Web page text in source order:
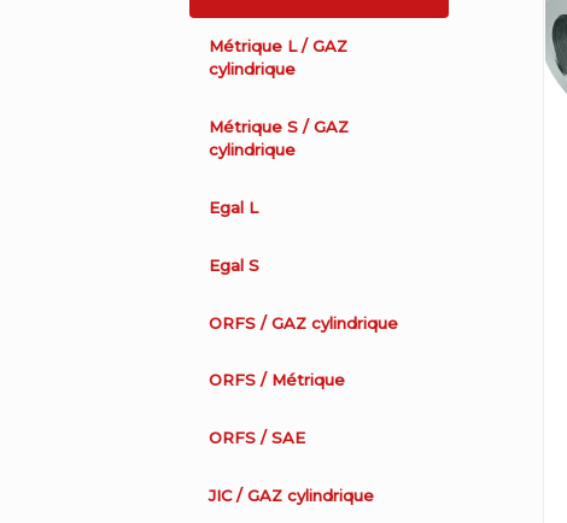
Métrique L / GAZ
cylindrique
Métrique S / GAZ
cylindrique
Egal L
Egal S
ORFS / GAZ cylindrique
ORFS / Métrique
ORFS / SAE
JIC / GAZ cylindrique